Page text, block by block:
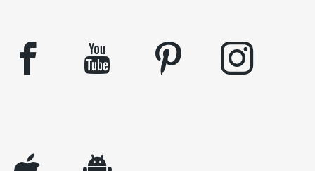
facebook youtube pinterest instagram